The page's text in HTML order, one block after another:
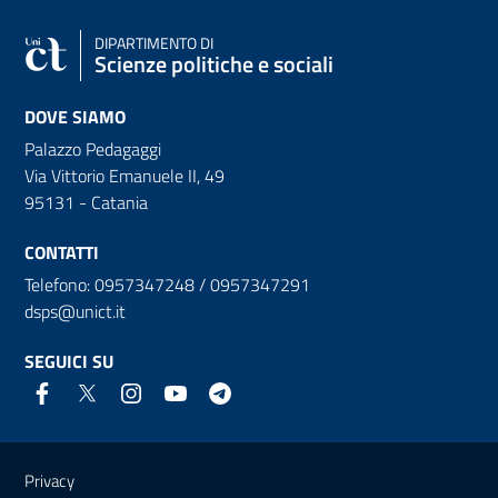
DIPARTIMENTO DI
Scienze politiche e sociali
DOVE SIAMO
Palazzo Pedagaggi
Via Vittorio Emanuele II, 49
95131 - Catania
CONTATTI
Telefono: 0957347248 / 0957347291
dsps@unict.it
SEGUICI SU
Link e informazioni utili
Privacy